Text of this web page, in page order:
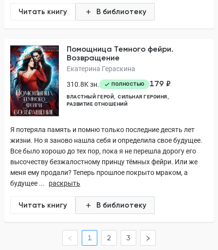
Читать книгу В библиотеку
Помощница Темного фейри.
Возвращение
Екатерина Гераскина
310.8K зн.
ПОЛНОСТЬЮ 179 ₽
ВЛАСТНЫЙ ГЕРОЙ
СИЛЬНАЯ ГЕРОИНЯ
РАЗВИТИЕ ОТНОШЕНИЙ
Я потеряла память и помню только последние десять лет
жизни. Но я заново нашла себя и определила свое будущее.
Все было хорошо до тех пор, пока я не перешла дорогу его
высочеству безжалостному принцу тёмных фейри. Или же
меня ему продали? Теперь прошлое покрыто мраком, а
будущее ...
раскрыть
Читать книгу В библиотеку
1 2 3